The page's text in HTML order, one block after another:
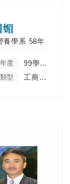
養學系 58年
度 99學年度
型 工商菁英類